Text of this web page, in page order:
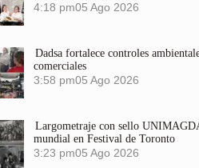
4:18 pm05 Ago 2026
Dadsa fortalece controles
comerciales
3:58 pm05 Ago 2026
Largometraje con sello
mundial en Festival de Toronto
3:23 pm05 Ago 2026